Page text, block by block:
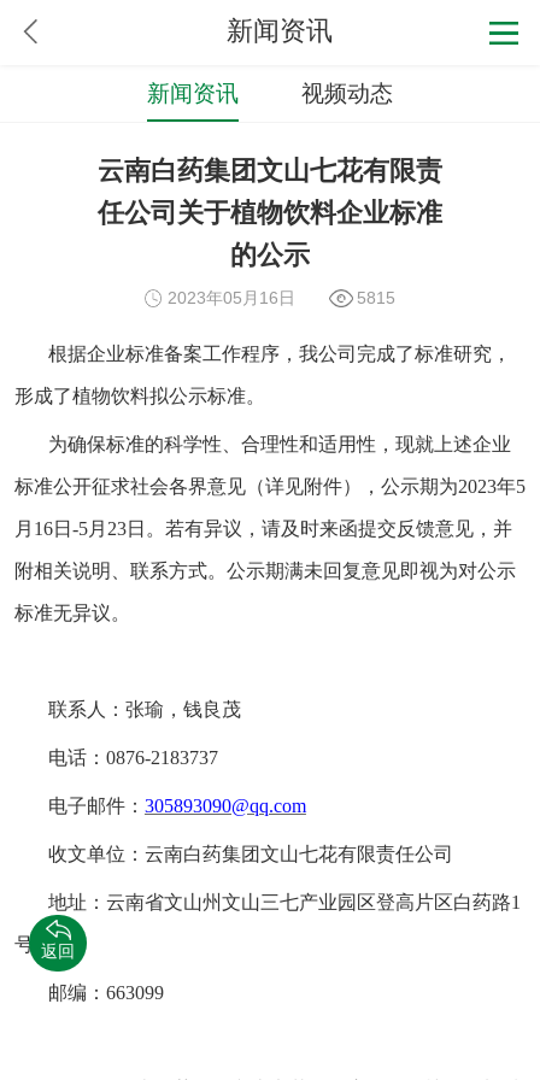
新闻资讯
新闻资讯 视频动态
云南白药集团文山七花有限责
任公司关于植物饮料企业标准
的公示
2023年05月16日 5815
根据企业标准备案工作程序，我公司完成了标准研究，
形成了植物饮料拟公示标准。
为确保标准的科学性、合理性和适用性，现就上述企业
标准公开征求社会各界意见（详见附件），公示期为2023年5
月16日-5月23日 。若有异议，请及时来函提交反馈意见，并
附相关说明 联系方式。公示期满未回复意见即视为对公示
标准无异议。
联系人： 张瑜 ， 钱良茂
电话： 0876-2183737
电子邮件： 305893090@qq.com
收文单位： 云南白药集团文山七花有限责任公司
地址： 云南省文山州文山三七产业园区登高片区白药路1
号
邮编： 663099
返回